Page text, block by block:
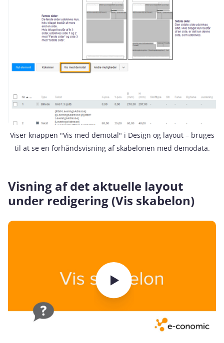
Viser knappen "Vis med demotal" i Design og layout – bruges
til at se en forhåndsvisning af skabelonen med demodata.
Visning af det aktuelle layout
under redigering (Vis skabelon)